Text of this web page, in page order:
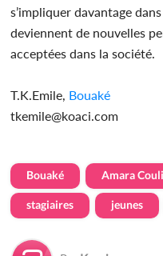
s’impliquer davantage
deviennent de nouvelles
acceptées dans la société.
T.K.Emile, Bouaké
tkemile@koaci.com
Bouaké Amara
stagiaires jeunes